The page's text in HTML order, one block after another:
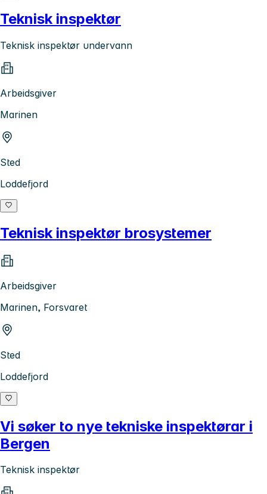
Teknisk inspektør
Teknisk inspektør undervann
Arbeidsgiver
Marinen
Sted
Loddefjord
Teknisk inspektør brosystemer
Arbeidsgiver
Marinen, Forsvaret
Sted
Loddefjord
Vi søker to nye tekniske inspektørar i
Bergen
Teknisk inspektør